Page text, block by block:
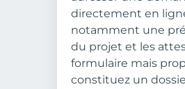
directement en
notamment une
du projet et les
formulaire mais
constituez un